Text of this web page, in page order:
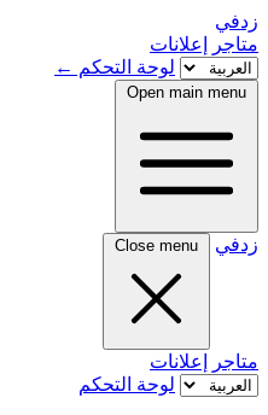
زدفي
متاجر
إعلانات
لوحة التحكم ←
Open main menu
زدفي Close menu
متاجر
إعلانات
لوحة التحكم